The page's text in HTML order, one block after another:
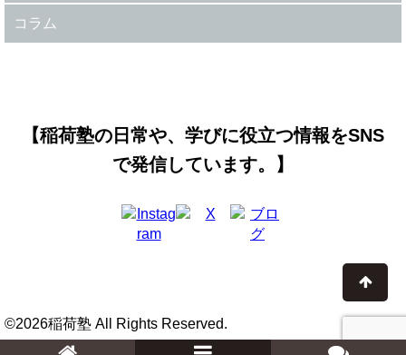
コラム
【稲荷塾の日常や、学びに役立つ情報をSNS
で発信しています。】
©2026稲荷塾 All Rights Reserved.